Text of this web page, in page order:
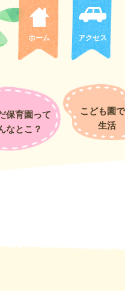
ホーム アクセス
保育園って
なとこ？
こども園
生活
つもより長い距離のお出かけ